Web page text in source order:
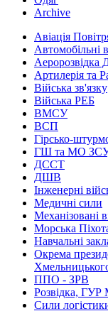
Archive
Авіація
Автомобільні
Аеророзвідка
Артилерія та
Війська зв'язку
Війська РЕБ
ВМСУ
ВСП
Гірсько-
ГШ та МО ЗСУ,
ДССТ
ДШВ
Інженерні
Медичні сили
Механізовані
Морська
Навчальні
Окрема
ППО - ЗРВ
Розвідка,
Сили